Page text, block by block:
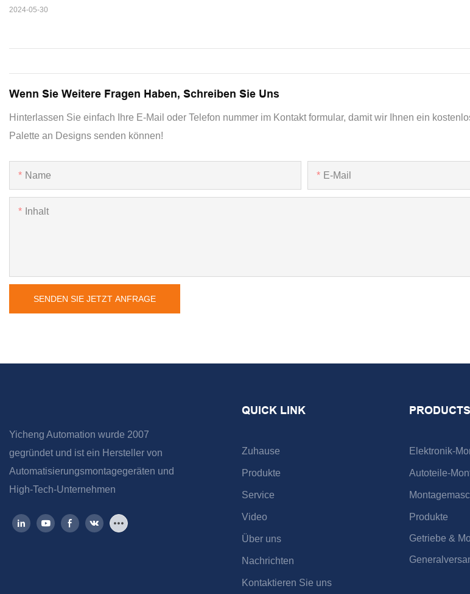
2024-05-30
Wenn Sie Weitere Fragen Haben, Schreiben Sie Uns
Hinterlassen Sie einfach Ihre E-Mail oder Telefon nummer im Kontakt formular, damit wir Ihnen ein
Palette an Designs senden können!
Name E-Mail
Inhalt
SENDEN SIE JETZT ANFRAGE
Yicheng Automation wurde 2007
gegründet und ist ein Hersteller von
Automatisierungsmontagegeräten und
High-Tech-Unternehmen
QUICK LINK
Zuhause
Produkte
Service
Video
Über uns
Nachrichten
Kontaktieren Sie uns
PRODUCTS
Elektronik-
Autoteile-
Produkte
Getriebe &